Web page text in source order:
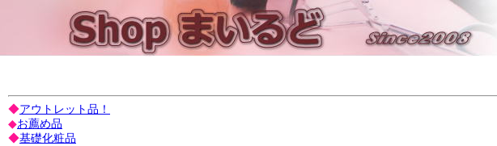
◆アウトレット品！
◆お薦め品
◆基礎化粧品